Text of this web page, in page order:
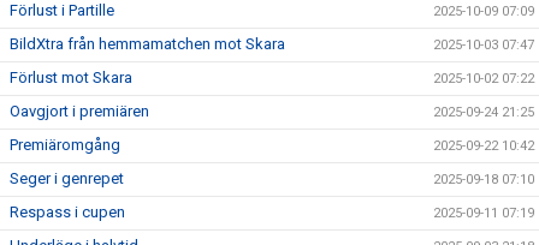
Förlust i Partille 2025-10-09 07:09
BildXtra från hemmamatchen mot Skara 2025-10-03 07:47
Förlust mot Skara 2025-10-02 07:22
Oavgjort i premiären 2025-09-24 21:25
Premiäromgång 2025-09-22 10:42
Seger i genrepet 2025-09-18 07:10
Respass i cupen 2025-09-11 07:19